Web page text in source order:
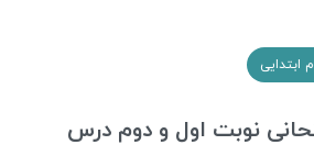
ابتدایی
نوبت اول و دوم درس